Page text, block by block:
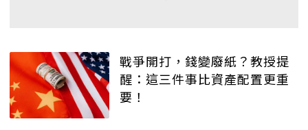
戰爭開打，錢變廢紙？教授提
醒：這三件事比資產配置更重
要！